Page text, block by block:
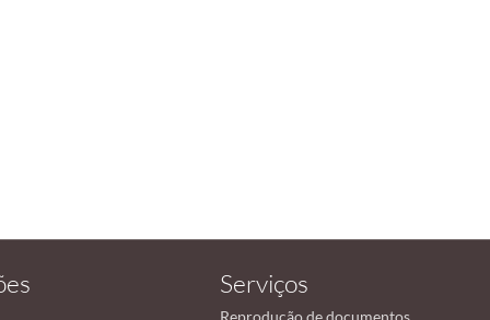
Serviços
Reprodução de documentos